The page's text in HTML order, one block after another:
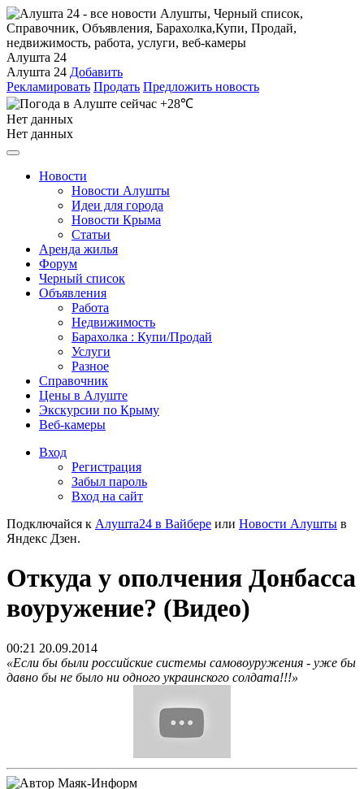
Алушта 24
Алушта 24 Добавить
Рекламировать Продать Предложить новость
+28℃
Нет данных
Нет данных
Новости
Новости Алушты
Идеи для города
Новости Крыма
Статьи
Аренда жилья
Форум
Черный список
Объявления
Работа
Недвижимость
Барахолка : Купи/Продай
Услуги
Разное
Справочник
Цены в Алуште
Экскурсии по Крыму
Веб-камеры
Вход
Регистрация
Забыл пароль
Вход на сайт
Подключайся к Алушта24 в Вайбере или Новости Алушты в
Яндекс Дзен.
Откуда у ополчения Донбасса
воуружение? (Видео)
00:21 20.09.2014
«Если бы были российские системы самовоуружения - уже бы
давно бы не было ни одного украинского солдата!!!»